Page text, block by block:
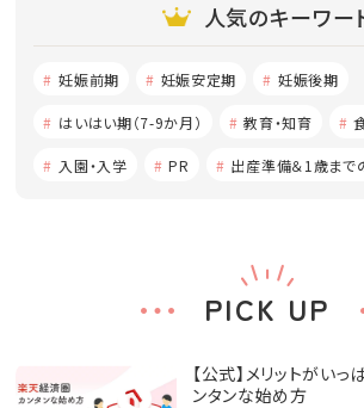
人気のキーワー
妊娠前期 妊娠安定期 妊娠後期
はいはい期（7-9か月） 教育・知育
入園・入学 PR 出産準備＆1歳まで
PICK UP
【公式】メリットがい
ンタンな始め方